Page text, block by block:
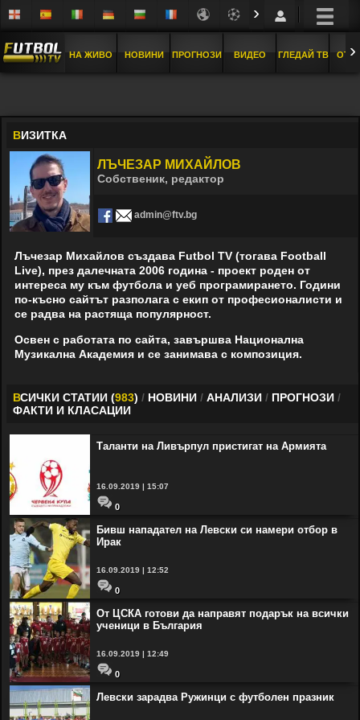
›
НА ЖИВО НОВИНИ ПРОГНОЗИ ВИДЕО ГЛЕДАЙ ТВ ›
ВИЗИТКА
ЛЪЧЕЗАР МИХАЙЛОВ
Собственик, редактор
admin@ftv.bg
Лъчезар Михайлов създава Futbol TV (тогава Football
Live), през далечната 2006 година - проект роден от
интересa му към футбола и уеб програмирането. Години
по-късно сайтът разполага с екип от професионалисти и
се радва на растяща популярност.
Освен с работата по сайта, завършва Национална
Музикална Академия и се занимава с композиция.
ВСИЧКИ СТАТИИ (983) / НОВИНИ / АНАЛИЗИ / ПРОГНОЗИ /
ФАКТИ И КЛАСАЦИИ
Таланти на Ливърпул пристигат на Армията
16.09.2019 | 15:07
0
Бивш нападател на Левски си намери отбор в
Ирак
16.09.2019 | 12:52
0
От ЦСКА готови да направят подарък на всички
ученици в България
16.09.2019 | 12:49
0
Левски зарадва Ружинци с футболен празник